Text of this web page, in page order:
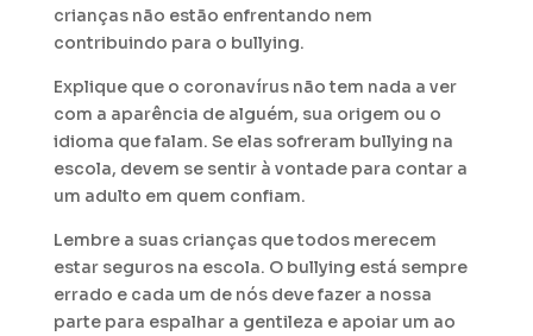
crianças não estão enfrentando nem
contribuindo para o bullying.
Explique que o coronavírus não tem nada a ver
com a aparência de alguém, sua origem ou o
idioma que falam. Se elas sofreram bullying na
escola, devem se sentir à vontade para contar a
um adulto em quem confiam.
Lembre a suas crianças que todos merecem
estar seguros na escola. O bullying está sempre
errado e cada um de nós deve fazer a nossa
parte para espalhar a gentileza e apoiar um ao